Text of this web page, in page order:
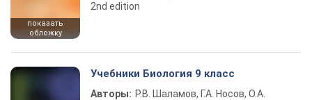
показать
обложку
2nd edition
Учебники Биология 9 класс
Авторы: Р.В. Шаламов, Г.А. Носов, О.А.